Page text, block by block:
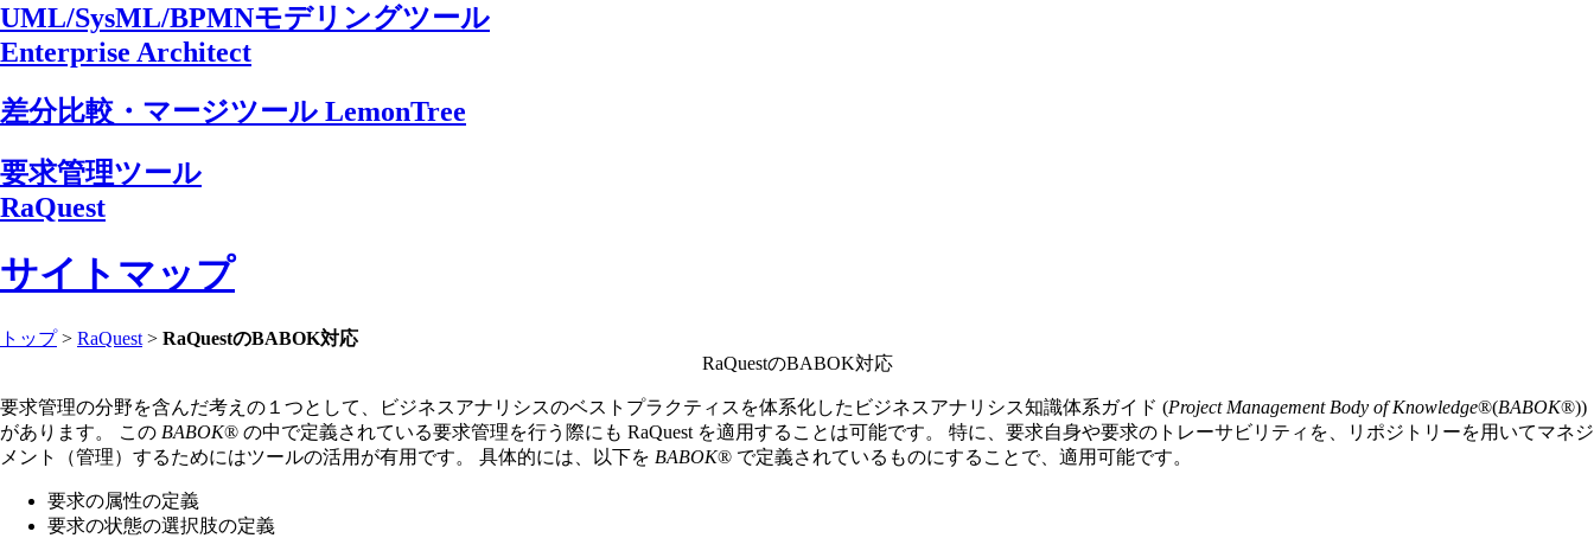
UML/SysML/BPMNモデリングツール
Enterprise Architect
差分比較・マージツール LemonTree
要求管理ツール
RaQuest
サイトマップ
トップ> RaQuest > RaQuestのBABOK対応
RaQuestのBABOK対応
要求管理の分野を含んだ考えの１つとして、ビジネスアナリシスのベストプラクティスを体系化したビジネスアナリシス知識体系ガイド (Project Management Body of Knowledge®(BABOK®))
があります。 この BABOK® の中で定義されている要求管理を行う際にも RaQuest を適用することは可能です。 特に、要求自身や要求のトレーサビリティを、リポジトリーを用いてマネジ
メント（管理）するためにはツールの活用が有用です。 具体的には、以下を BABOK® で定義されているものにすることで、適用可能です。
要求の属性の定義
要求の状態の選択肢の定義